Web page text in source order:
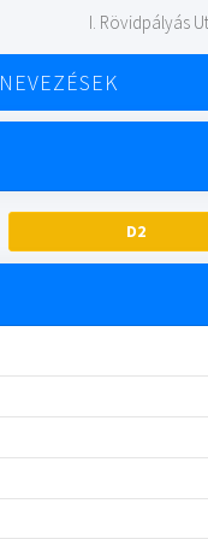
I. Rövidpályás
NEVEZÉSEK
D2